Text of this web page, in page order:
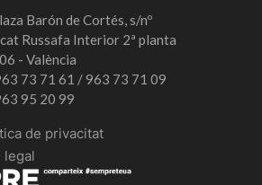
Barón de Cortés, s/nº
Russafa Interior 2ª planta
- València
73 71 61 / 963 73 71 09
95 20 99
de privacitat
legal